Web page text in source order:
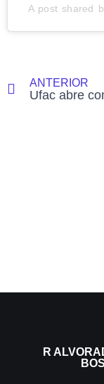
A post shared
ANTERIOR
R